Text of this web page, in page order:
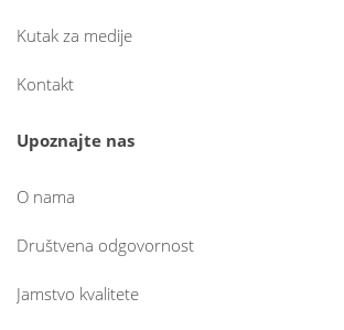
Kutak za medije
Kontakt
Upoznajte nas
O nama
Društvena odgovornost
Jamstvo kvalitete